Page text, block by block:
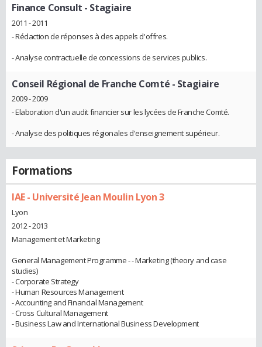
Finance Consult - Stagiaire
2011 - 2011
- Rédaction de réponses à des appels d'offres.
- Analyse contractuelle de concessions de services publics.
Conseil Régional de Franche Comté - Stagiaire
2009 - 2009
- Elaboration d'un audit financier sur les lycées de Franche Comté.
- Analyse des politiques régionales d'enseignement supérieur.
Formations
IAE - Université Jean Moulin Lyon 3
Lyon
2012 - 2013
Management et Marketing
General Management Programme - - Marketing (theory and case
studies)
- Corporate Strategy
- Human Resources Management
- Accounting and Financial Management
- Cross Cultural Management
- Business Law and International Business Development